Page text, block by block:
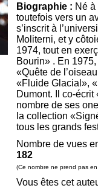
Biographie : Né
toutefois vers un
s’inscrit à
Moliterni, et y
1974, tout en
Bourin» . En
«Quête de
«Fluide Glacial»,
Dumont. Il co-
nombre de ses
la collection
tous les grands
Nombre de vues
182
(Ce nombre ne prend pas
Vous êtes cet